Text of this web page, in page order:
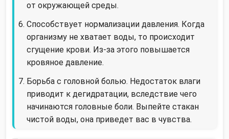
от окружающей среды.
Способствует нормализации давления. Когда
организму не хватает воды, то происходит
сгущение крови. Из-за этого повышается
кровяное давление.
Борьба с головной болью. Недостаток влаги
приводит к дегидратации, вследствие чего
начинаются головные боли. Выпейте стакан
чистой воды, она приведет вас в чувства.